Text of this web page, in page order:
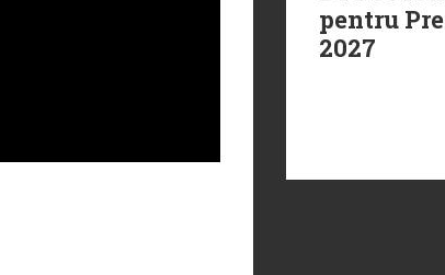
pentru
2027